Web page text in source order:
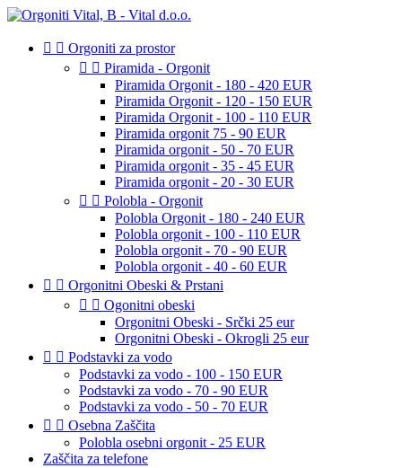
  Orgoniti za prostor
  Piramida - Orgonit
Piramida Orgonit - 180 - 420 EUR
Piramida Orgonit - 120 - 150 EUR
Piramida Orgonit - 100 - 110 EUR
Piramida orgonit 75 - 90 EUR
Piramida orgonit - 50 - 70 EUR
Piramida orgonit - 35 - 45 EUR
Piramida orgonit - 20 - 30 EUR
  Polobla - Orgonit
Polobla Orgonit - 180 - 240 EUR
Polobla orgonit - 100 - 110 EUR
Polobla orgonit - 70 - 90 EUR
Polobla orgonit - 40 - 60 EUR
  Orgonitni Obeski & Prstani
  Ogonitni obeski
Orgonitni Obeski - Srčki 25 eur
Orgonitni Obeski - Okrogli 25 eur
  Podstavki za vodo
Podstavki za vodo - 100 - 150 EUR
Podstavki za vodo - 70 - 90 EUR
Podstavki za vodo - 50 - 70 EUR
  Osebna Zaščita
Polobla osebni orgonit - 25 EUR
Zaščita za telefone